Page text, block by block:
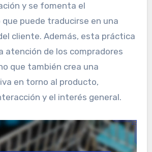
y se fomenta el
que puede traducirse en una
cliente. Además, esta práctica
atención de los compradores
que también crea una
en torno al producto,
y el interés general.